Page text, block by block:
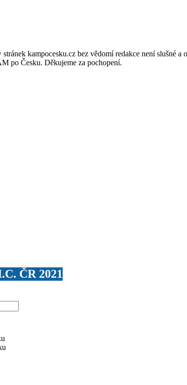
kampocesku.cz bez vědomí redakce není slušné
po Česku. Děkujeme za pochopení.
ČR 2021